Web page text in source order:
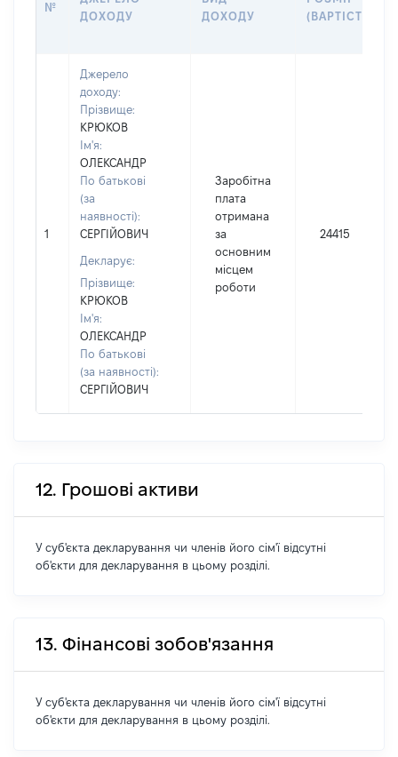
№
ДОХОДУ
ДОХОДУ
(ВАРТІСТЬ)
1
Джерело
доходу:
Прізвище:
КРЮКОВ
Ім'я:
ОЛЕКСАНДР
По батькові
(за
наявності):
СЕРГІЙОВИЧ
Декларує:
Прізвище:
КРЮКОВ
Ім'я:
ОЛЕКСАНДР
По батькові
(за наявності):
СЕРГІЙОВИЧ
Заробітна
плата
отримана
за
основним
місцем
роботи
24415
12. Грошові активи
У суб'єкта декларування чи членів його сім'ї відсутні
об'єкти для декларування в цьому розділі.
13. Фінансові зобов'язання
У суб'єкта декларування чи членів його сім'ї відсутні
об'єкти для декларування в цьому розділі.